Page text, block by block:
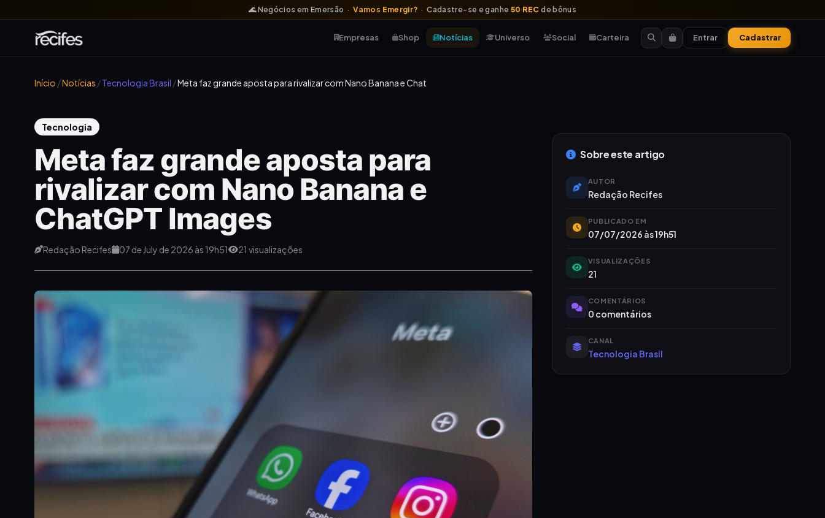
🌊 Negócios em Emersão ·Vamos Emergir? · Cadastre-se e ganhe50 RECde bônus
Empresas Shop Notícias Universo Social Carteira Entrar Cadastrar
Início /Notícias /Tecnologia Brasil /Meta faz grande aposta para rivalizar com Nano Banana e Chat
Tecnologia
Meta faz grande aposta para
rivalizar com Nano Banana e
ChatGPT Images
Redação Recifes 07 de July de 2026 às 19h51 21 visualizações
Sobre este artigo
AUTOR
Redação Recifes
PUBLICADO EM
07/07/2026 às 19h51
VISUALIZAÇÕES
21
COMENTÁRIOS
0 comentários
CANAL
Tecnologia Brasil